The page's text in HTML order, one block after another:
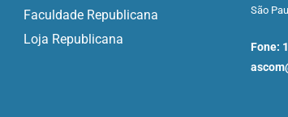
Faculdade Republicana
Loja Republicana
São
Fone: